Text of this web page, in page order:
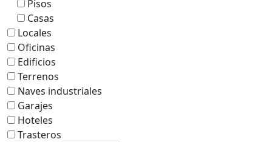
Pisos
Casas
Locales
Oficinas
Edificios
Terrenos
Naves industriales
Garajes
Hoteles
Trasteros